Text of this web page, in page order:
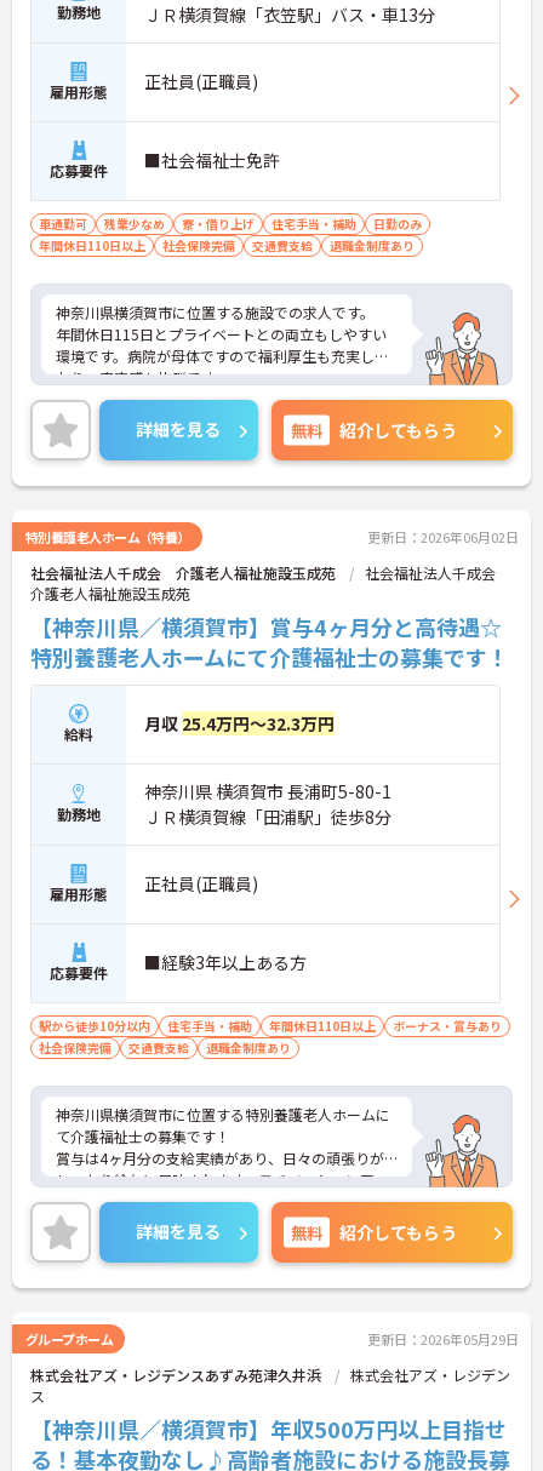
勤務地
ＪＲ横須賀線「衣笠駅」バス・車13分
雇用形態 正社員(正職員)
応募要件 ■社会福祉士免許
車通勤可 残業少なめ 寮・借り上げ 住宅手当・補助
日勤のみ
年間休日110日以上
社会保険完備 交通費支給 退職金制度あり
神奈川県横須賀市に位置する施設での求人です。
年間休日115日とプライベートとの両立もしやすい
環境です。病院が母体ですので福利厚生も充実して
おり、安定感も抜群です。
ご興味のある方はお気軽にお問い合わせ下さい。
詳細を見る 無料 紹介してもらう
特別養護老人ホーム（特養） 更新日：2026年06月02日
社会福祉法人千成会 介護老人福祉施設玉成苑
社会福祉法人千成会
介護老人福祉施設玉成苑
【神奈川県／横須賀市】賞与4ヶ月分と高待遇☆
特別養護老人ホームにて介護福祉士の募集です！
給料 月収 25.4万円～32.3万円
勤務地
神奈川県 横須賀市 長浦町5-80-1
ＪＲ横須賀線「田浦駅」徒歩8分
雇用形態 正社員(正職員)
応募要件 ■経験3年以上ある方
駅から徒歩10分以内 住宅手当・補助 年間休日110日以上
ボーナス・賞与あり
社会保険完備
交通費支給 退職金制度あり
神奈川県横須賀市に位置する特別養護老人ホームに
て介護福祉士の募集です！
賞与は4ヶ月分の支給実績があり、日々の頑張りが
しっかり給与に反映されます。モチベーションアッ
プにつながりますね♪また、最寄駅から徒歩圏内で
通勤に便利です。（原付・バイク通勤OK）
ご興味のある方には、面接対策ポイントなど、さら
に詳細をご案内しますのでお気軽にご相談くださ
い！
詳細を見る 無料 紹介してもらう
グループホーム 更新日：2026年05月29日
株式会社アズ・レジデンスあずみ苑津久井浜
株式会社アズ・レジデン
ス
【神奈川県／横須賀市】年収500万円以上目指せ
る！基本夜勤なし♪高齢者施設における施設長募